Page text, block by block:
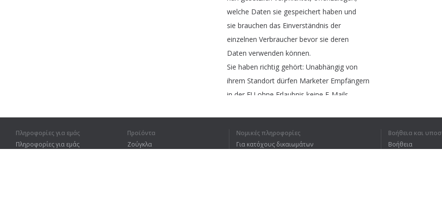
welche Daten sie gespeichert haben und
sie brauchen das Einverständnis der
einzelnen Verbraucher bevor sie deren
Daten verwenden können.
Sie haben richtig gehört: Unabhängig von
ihrem Standort dürfen Marketer Empfängern
in der EU ohne Erlaubnis keine E-Mails
mit Geldbußen von bis
oder4 %ihres Jahresumsatzes rechnen. Die meisten Europäer sind
Πληροφορίες για εμάς
Πληροφορίες για εμάς
Προϊόντα
Ζούγκλα
Νομικές πληροφορίες
Για κατόχους δικαιωμάτων
Βοήθεια και
Βοήθεια